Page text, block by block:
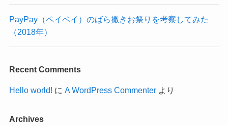
PayPay（ペイペイ）のばら撒きお祭りを考察してみた
（2018年）
Recent Comments
Hello world! に A WordPress Commenterより
Archives